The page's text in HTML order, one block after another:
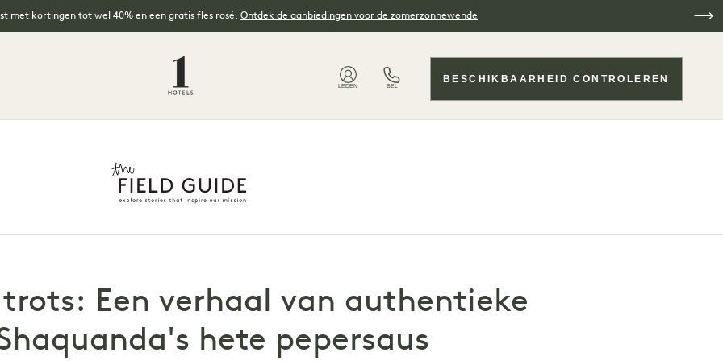
met kortingen tot wel 40% en een gratis fles rosé. Ontdek de aanbiedingen voor de zomerzonnewende
LEDEN BEL
BESCHIKBAARHEID CONTROLEREN
Een verhaal van authentieke
hete pepersaus